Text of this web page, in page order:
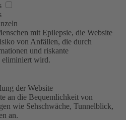
mit Epilepsie, die Website
von Anfällen, die durch
und riskante
eliminiert wird.
der Website
an die Bequemlichkeit von
wie Sehschwäche, Tunnelblick,
an.